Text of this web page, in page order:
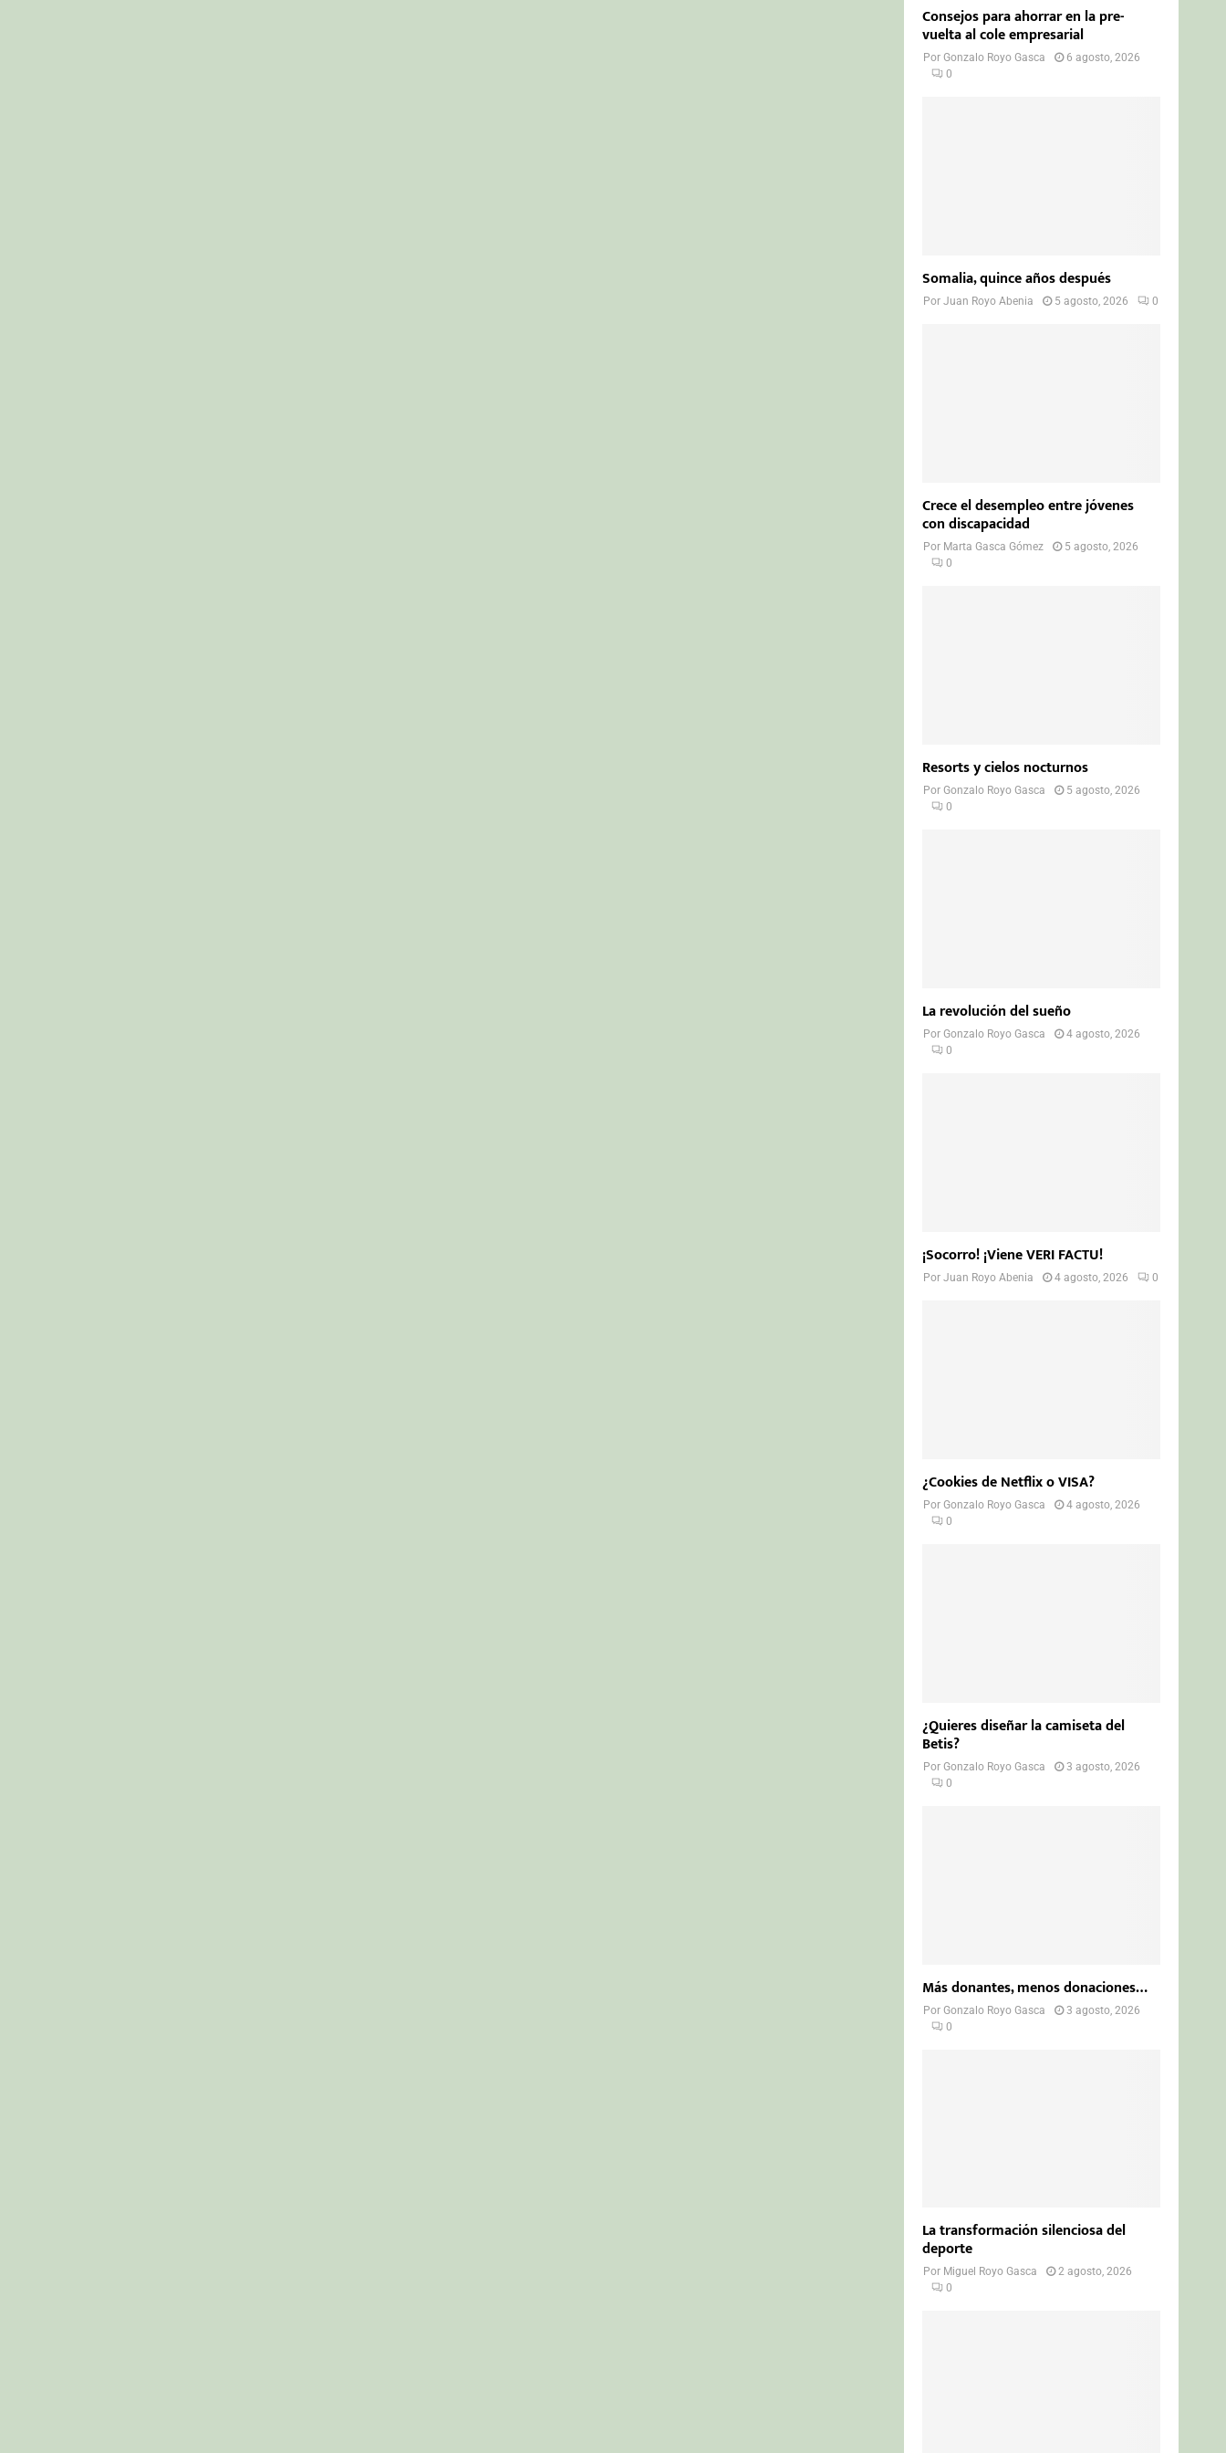
Consejos para ahorrar en la pre-
vuelta al cole empresarial
PorGonzalo Royo Gasca
6 agosto, 2026
0
Somalia, quince años después
PorJuan Royo Abenia 5 agosto, 2026 0
Crece el desempleo entre jóvenes
con discapacidad
Por Marta Gasca Gómez
5 agosto, 2026
0
Resorts y cielos nocturnos
PorGonzalo Royo Gasca
5 agosto, 2026
0
La revolución del sueño
PorGonzalo Royo Gasca
4 agosto, 2026
0
¡Socorro! ¡Viene VERI FACTU!
PorJuan Royo Abenia 4 agosto, 2026 0
¿Cookies de Netflix o VISA?
PorGonzalo Royo Gasca
4 agosto, 2026
0
¿Quieres diseñar la camiseta del
Betis?
PorGonzalo Royo Gasca
3 agosto, 2026
0
Más donantes, menos donaciones…
PorGonzalo Royo Gasca
3 agosto, 2026
0
La transformación silenciosa del
deporte
Por Miguel Royo Gasca
2 agosto, 2026
0